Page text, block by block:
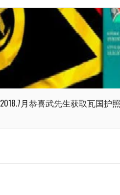
2018.7月恭喜武先生获取瓦国护照